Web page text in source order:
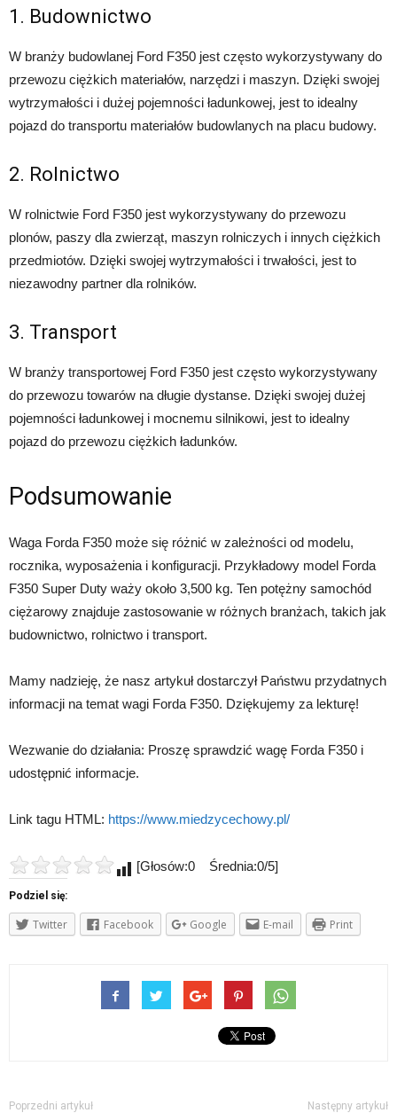
1. Budownictwo
W branży budowlanej Ford F350 jest często wykorzystywany do
przewozu ciężkich materiałów, narzędzi i maszyn. Dzięki swojej
wytrzymałości i dużej pojemności ładunkowej, jest to idealny
pojazd do transportu materiałów budowlanych na placu budowy.
2. Rolnictwo
W rolnictwie Ford F350 jest wykorzystywany do przewozu
plonów, paszy dla zwierząt, maszyn rolniczych i innych ciężkich
przedmiotów. Dzięki swojej wytrzymałości i trwałości, jest to
niezawodny partner dla rolników.
3. Transport
W branży transportowej Ford F350 jest często wykorzystywany
do przewozu towarów na długie dystanse. Dzięki swojej dużej
pojemności ładunkowej i mocnemu silnikowi, jest to idealny
pojazd do przewozu ciężkich ładunków.
Podsumowanie
Waga Forda F350 może się różnić w zależności od modelu,
rocznika, wyposażenia i konfiguracji. Przykładowy model Forda
F350 Super Duty waży około 3,500 kg. Ten potężny samochód
ciężarowy znajduje zastosowanie w różnych branżach, takich jak
budownictwo, rolnictwo i transport.
Mamy nadzieję, że nasz artykuł dostarczył Państwu przydatnych
informacji na temat wagi Forda F350. Dziękujemy za lekturę!
Wezwanie do działania: Proszę sprawdzić wagę Forda F350 i
udostępnić informacje.
Link tagu HTML: https://www.miedzycechowy.pl/
[Głosów:0 Średnia:0/5]
Podziel się:
Twitter Facebook Google E-mail Print
Poprzedni artykuł Następny artykuł